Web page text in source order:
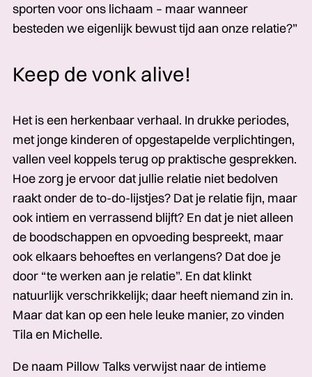
sporten voor ons lichaam – maar wanneer
besteden we eigenlijk bewust tijd aan onze relatie?”
Keep de vonk alive!
Het is een herkenbaar verhaal. In drukke periodes,
met jonge kinderen of opgestapelde verplichtingen,
vallen veel koppels terug op praktische gesprekken.
Hoe zorg je ervoor dat jullie relatie niet bedolven
raakt onder de to-do-lijstjes? Dat je relatie fijn, maar
ook intiem en verrassend blijft? En dat je niet alleen
de boodschappen en opvoeding bespreekt, maar
ook elkaars behoeftes en verlangens? Dat doe je
door “te werken aan je relatie”. En dat klinkt
natuurlijk verschrikkelijk; daar heeft niemand zin in.
Maar dat kan op een hele leuke manier, zo vinden
Tila en Michelle.
De naam Pillow Talks verwijst naar de intieme